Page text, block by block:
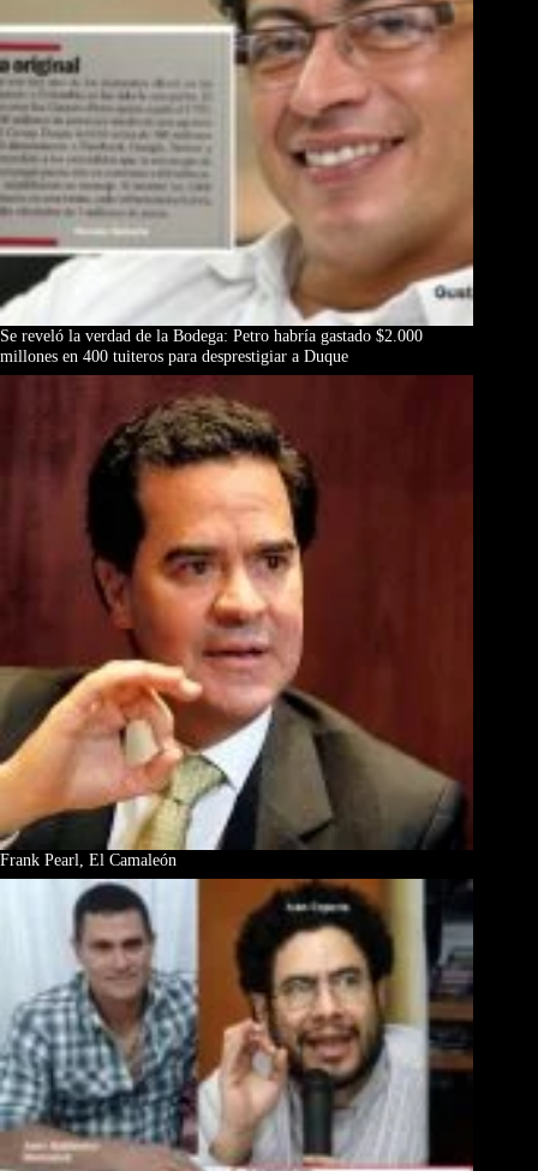
Se reveló la verdad de la Bodega: Petro habría gastado $2.000
millones en 400 tuiteros para desprestigiar a Duque
Frank Pearl, El Camaleón